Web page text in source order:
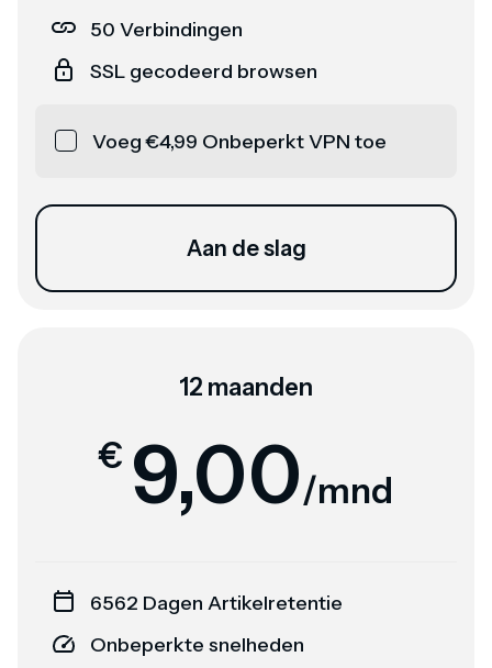
50 Verbindingen
SSL gecodeerd browsen
Voeg €4,99 Onbeperkt VPN toe
Aan de slag
12 maanden
€ 9,00/mnd
6562 Dagen Artikelretentie
Onbeperkte snelheden